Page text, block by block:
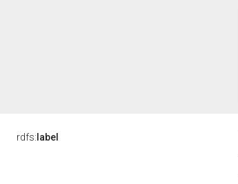
rdfs: label